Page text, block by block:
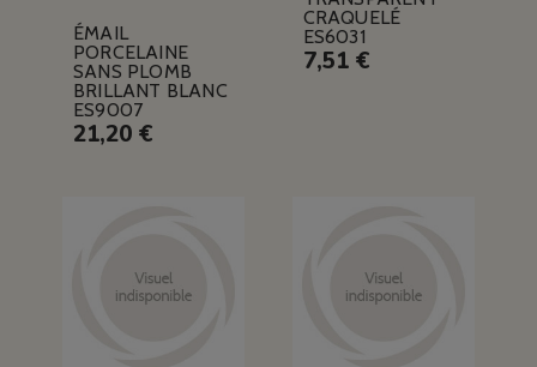
ÉMAIL
PORCELAINE
SANS PLOMB
BRILLANT BLANC
ES9007
21,20 €
CRAQUELÉ
ES6031
7,51 €